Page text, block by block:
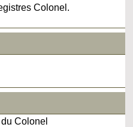
Colonel.
Colonel